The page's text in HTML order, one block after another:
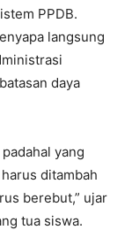
PPDB.
langsung
daya
yang
ditambah
berebut,” ujar
tua siswa.